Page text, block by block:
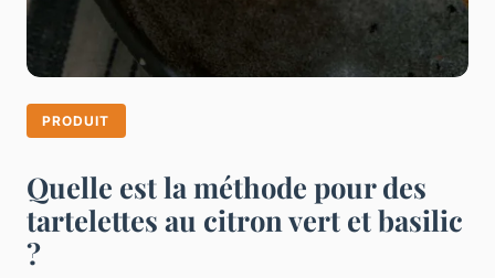
PRODUIT
Quelle est la méthode pour des
tartelettes au citron vert et basilic
?